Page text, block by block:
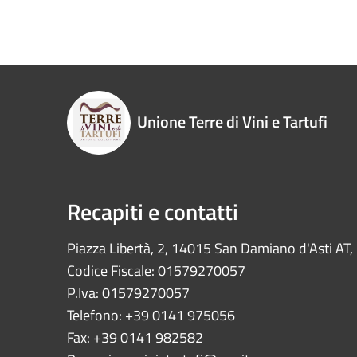
Unione Terre di Vini e Tartufi
Recapiti e contatti
Piazza Libertà, 2, 14015 San Damiano d'Asti
Codice Fiscale: 01579270057
P.Iva: 01579270057
Telefono: +39 0141 975056
Fax: +39 0141 982582